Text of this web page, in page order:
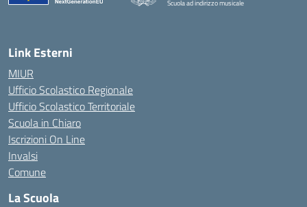
Scuola ad indirizzo musicale
Link Esterni
MIUR
Ufficio Scolastico Regionale
Ufficio Scolastico Territoriale
Scuola in Chiaro
Iscrizioni On Line
Invalsi
Comune
La Scuola